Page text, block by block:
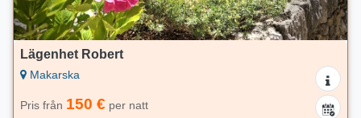
Lägenhet Robert
Makarska
Pris från 150 € per natt